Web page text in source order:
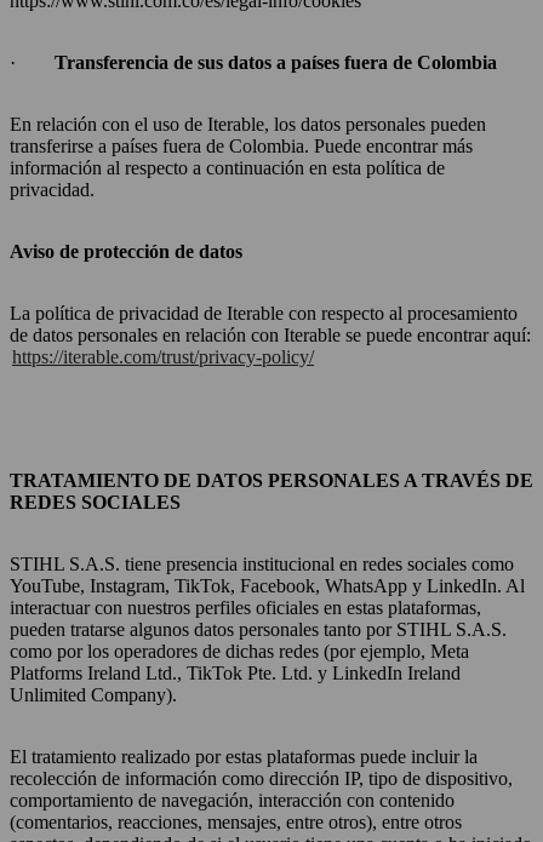
· Transferencia de sus datos a países fuera de Colombia
En relación con el uso de Iterable, los datos personales pueden
transferirse a países fuera de Colombia. Puede encontrar más
información al respecto a continuación en esta política de
privacidad.
Aviso de protección de datos
La política de privacidad de Iterable con respecto al procesamiento
de datos personales en relación con Iterable se puede encontrar aquí:
https://iterable.com/trust/privacy-policy/
TRATAMIENTO DE DATOS PERSONALES A TRAVÉS DE
REDES SOCIALES
STIHL S.A.S. tiene presencia institucional en redes sociales como
YouTube, Instagram, TikTok, Facebook, WhatsApp y LinkedIn. Al
interactuar con nuestros perfiles oficiales en estas plataformas,
pueden tratarse algunos datos personales tanto por STIHL S.A.S.
como por los operadores de dichas redes (por ejemplo, Meta
Platforms Ireland Ltd., TikTok Pte. Ltd. y LinkedIn Ireland
Unlimited Company).
El tratamiento realizado por estas plataformas puede incluir la
recolección de información como dirección IP, tipo de dispositivo,
comportamiento de navegación, interacción con contenido
(comentarios, reacciones, mensajes, entre otros), entre otros